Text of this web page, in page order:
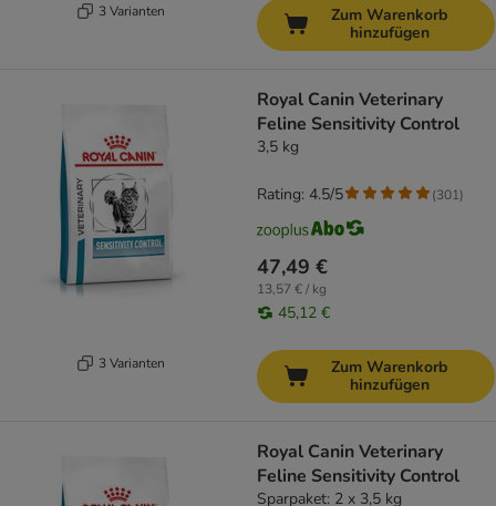
3 Varianten
Zum Warenkorb
hinzufügen
3 Varianten
Royal Canin Veterinary
Feline Sensitivity Control
3,5 kg
47,49 €
13,57 € / kg
45,12 €
Rating: 4.5/5 (301)
Zum Warenkorb
hinzufügen
Royal Canin Veterinary
Feline Sensitivity Control
Sparpaket: 2 x 3,5 kg